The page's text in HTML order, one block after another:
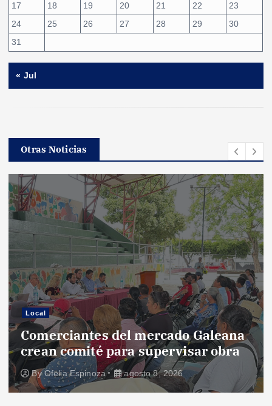
17
18 19 20 21 22
23
24
25 26 27 28 29
30
31
« Jul
Otras Noticias
Local
Comerciantes del mercado Galeana
crean comité para supervisar obra
ByOfelia Espinoza agosto 8, 2026